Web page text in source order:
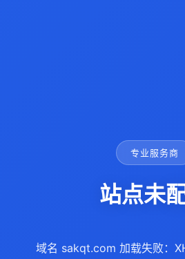
专业服务商
站点未
域名 sakqt.com 加载失败：